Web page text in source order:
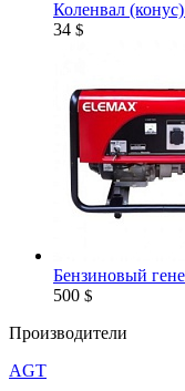
Коленвал
34 $
Бензиновый
500 $
Производители
AGT